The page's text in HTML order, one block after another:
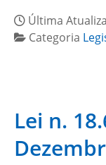
Última
Categoria
Lei n.